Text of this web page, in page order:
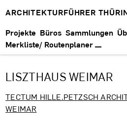
ARCHITEKTURFÜHRER
Projekte Büros Sammlungen
Merkliste/ Routenplaner
LISZTHAUS WEIMAR
TECTUM HILLE.PETZSCH
WEIMAR